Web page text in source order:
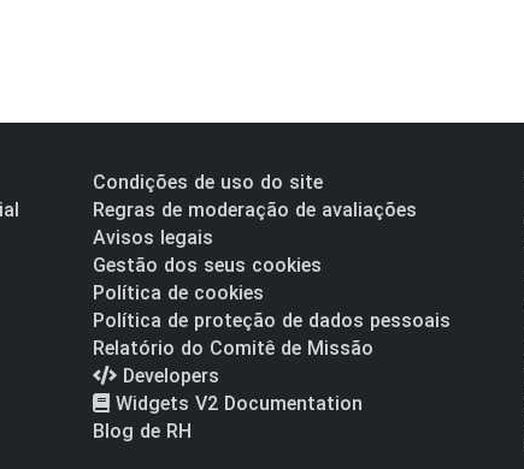
Condições de uso do site
Regras de moderação de avaliações
Avisos legais
Gestão dos seus cookies
Política de cookies
Política de proteção de dados pessoais
Relatório do Comitê de Missão
Developers
Widgets V2 Documentation
Blog de RH